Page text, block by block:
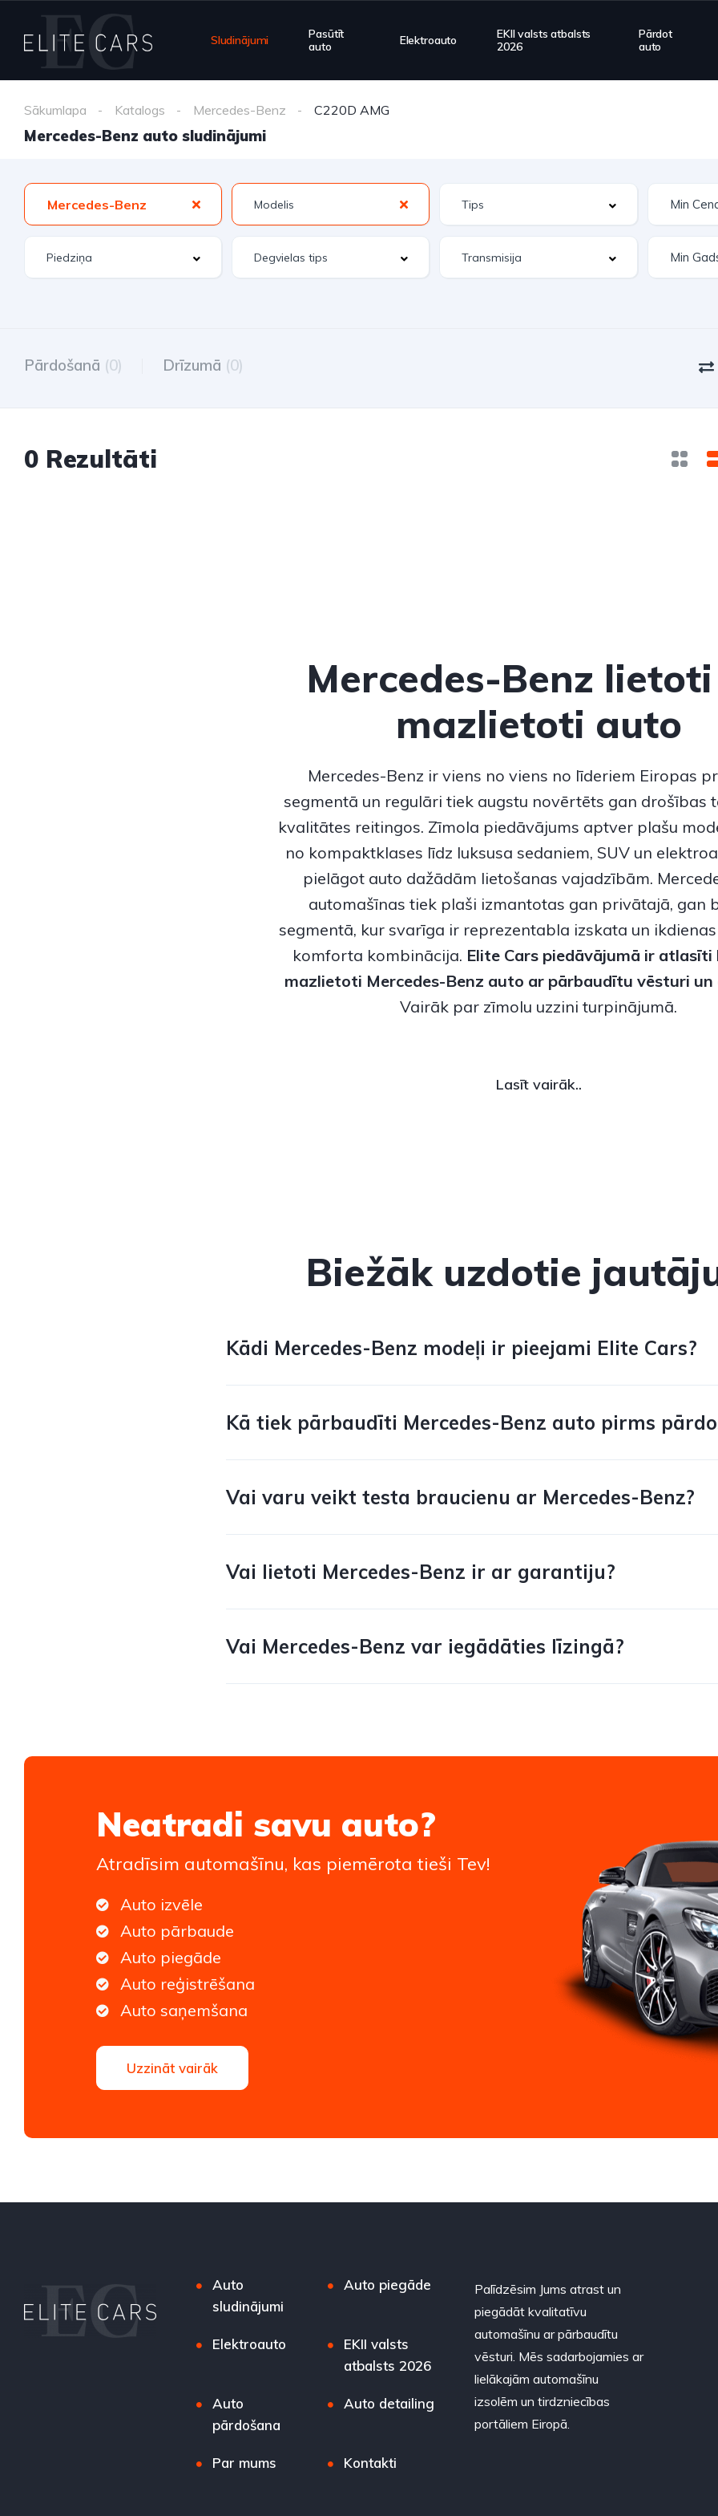
Sludinājumi
Pasūtīt
auto
Elektroauto
EKII valsts atbalsts
2026
Pārdot
auto
Sākumlapa Katalogs Mercedes-Benz C220D AMG
Mercedes-Benz auto sludinājumi
Mercedes-Benz
Pārdošanā (0) Drīzumā (0)
0 Rezultāti
Mercedes-Benz
mazlietoti auto
Mercedes-Benz ir viens no viens no līderiem Eiropas
segmentā un regulāri tiek augstu novērtēts gan drošības
kvalitātes reitingos. Zīmola piedāvājums aptver plašu
no kompaktklases līdz luksusa sedaniem, SUV un
pielāgot auto dažādām lietošanas vajadzībām.
automašīnas tiek plaši izmantotas gan privātajā, gan
segmentā, kur svarīga ir reprezentabla izskata un
komforta kombinācija. Elite Cars piedāvājumā ir atlasīti
mazlietoti Mercedes-Benz auto ar pārbaudītu vēsturi
Vairāk par zīmolu uzzini turpinājumā.
Lasīt vairāk..
Biežāk uzdotie
Kādi Mercedes-Benz modeļi ir pieejami Elite Cars?
Kā tiek pārbaudīti Mercedes-Benz auto pirms
Vai varu veikt testa braucienu ar Mercedes-Benz?
Vai lietoti Mercedes-Benz ir ar garantiju?
Vai Mercedes-Benz var iegādāties līzingā?
Neatradi savu auto?
Atradīsim automašīnu, kas piemērota tieši Tev!
Auto izvēle
Auto pārbaude
Auto piegāde
Auto reģistrēšana
Auto saņemšana
Uzzināt vairāk
Auto
sludinājumi
Auto piegāde
Elektroauto
EKII valsts
atbalsts 2026
Auto
pārdošana
Auto detailing
Par mums Kontakti
Palīdzēsim Jums atrast un
piegādāt kvalitatīvu
automašīnu ar pārbaudītu
vēsturi. Mēs sadarbojamies ar
lielākajām automašīnu
izsolēm un tirdzniecības
portāliem Eiropā.